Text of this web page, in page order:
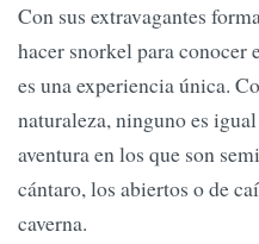
Con sus extravagantes
hacer snorkel para conocer
es una experiencia única.
naturaleza, ninguno es
aventura en los que son
cántaro, los abiertos o de
caverna.